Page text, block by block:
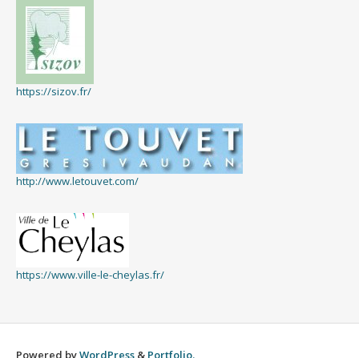
https://sizov.fr/
http://www.letouvet.com/
https://www.ville-le-cheylas.fr/
Powered byWordPress & Portfolio.